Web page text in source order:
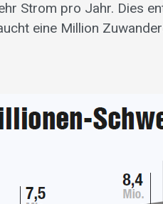
Strom pro Jahr. Dies
eine Million